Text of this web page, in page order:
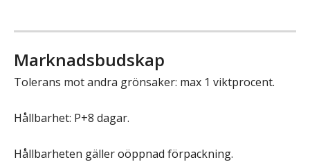
Marknadsbudskap
Tolerans mot andra grönsaker: max 1 viktprocent.
Hållbarhet: P+8 dagar.
Hållbarheten gäller oöppnad förpackning.